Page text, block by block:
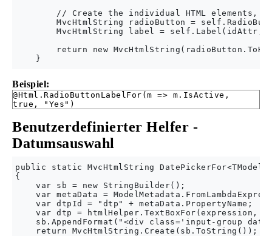
// Create the individual HTML elements,
MvcHtmlString radioButton =
MvcHtmlString label = self.Label(idAttr,
return new
Beispiel:
@Html.RadioButtonLabelFor(m => m.IsActive,
true, "Yes")
Benutzerdefinierter Helfer -
Datumsauswahl
public static MvcHtmlString
{
    var sb = new StringBuilder();
var metaData =
    var dtpId = "dtp" + metaData.PropertyName;
var dtp = htmlHelper.TextBoxFor(expression,
sb.AppendFormat("<div class='input-group
    return MvcHtmlString.Create(sb.ToString());